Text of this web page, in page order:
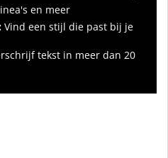
en meer
Vind een stijl die past bij je
tekst in meer dan 20